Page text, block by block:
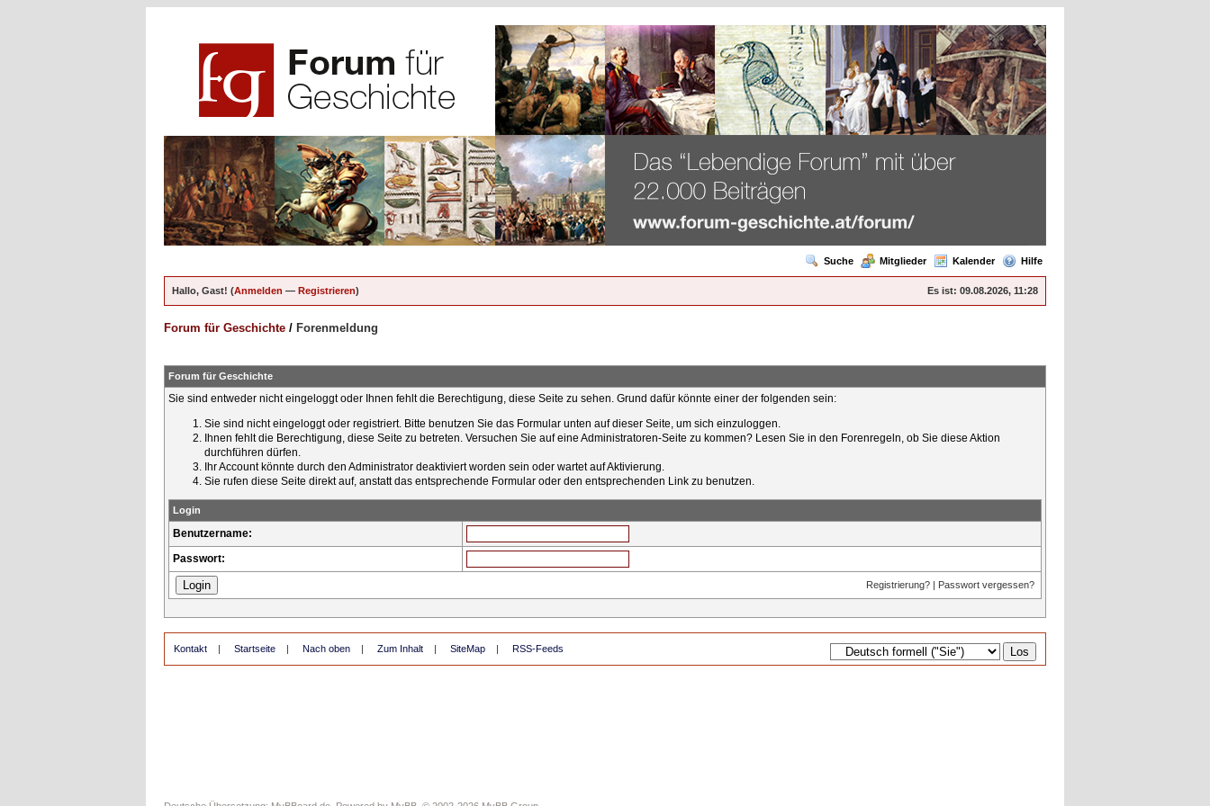
Suche Mitglieder Kalender Hilfe
Es ist: 09.08.2026, 11:28
Hallo, Gast! (Anmelden — Registrieren)
Forum für Geschichte / Forenmeldung
Forum für Geschichte
Sie sind entweder nicht eingeloggt oder Ihnen fehlt die Berechtigung, diese Seite zu sehen. Grund dafür könnte einer der folgenden sein:
Sie sind nicht eingeloggt oder registriert. Bitte benutzen Sie das Formular unten auf dieser Seite, um sich einzuloggen.
Ihnen fehlt die Berechtigung, diese Seite zu betreten. Versuchen Sie auf eine Administratoren-Seite zu kommen? Lesen Sie in den Forenregeln, ob Sie diese Aktion
durchführen dürfen.
Ihr Account könnte durch den Administrator deaktiviert worden sein oder wartet auf Aktivierung.
Sie rufen diese Seite direkt auf, anstatt das entsprechende Formular oder den entsprechenden Link zu benutzen.
Login
Benutzername:
Passwort:
Registrierung? | Passwort vergessen?
Kontakt | Startseite | Nach oben | Zum Inhalt | SiteMap | RSS-Feeds